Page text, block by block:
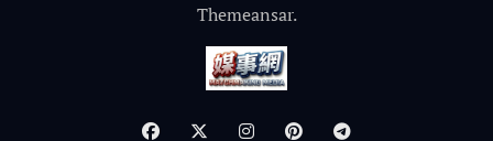
Themeansar.